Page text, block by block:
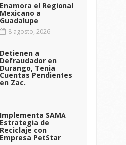
Enamora el Regional
Mexicano a
Guadalupe
8 agosto, 2026
Detienen a
Defraudador en
Durango, Tenia
Cuentas Pendientes
en Zac.
Implementa SAMA
Estrategia de
Reciclaje con
Empresa PetStar